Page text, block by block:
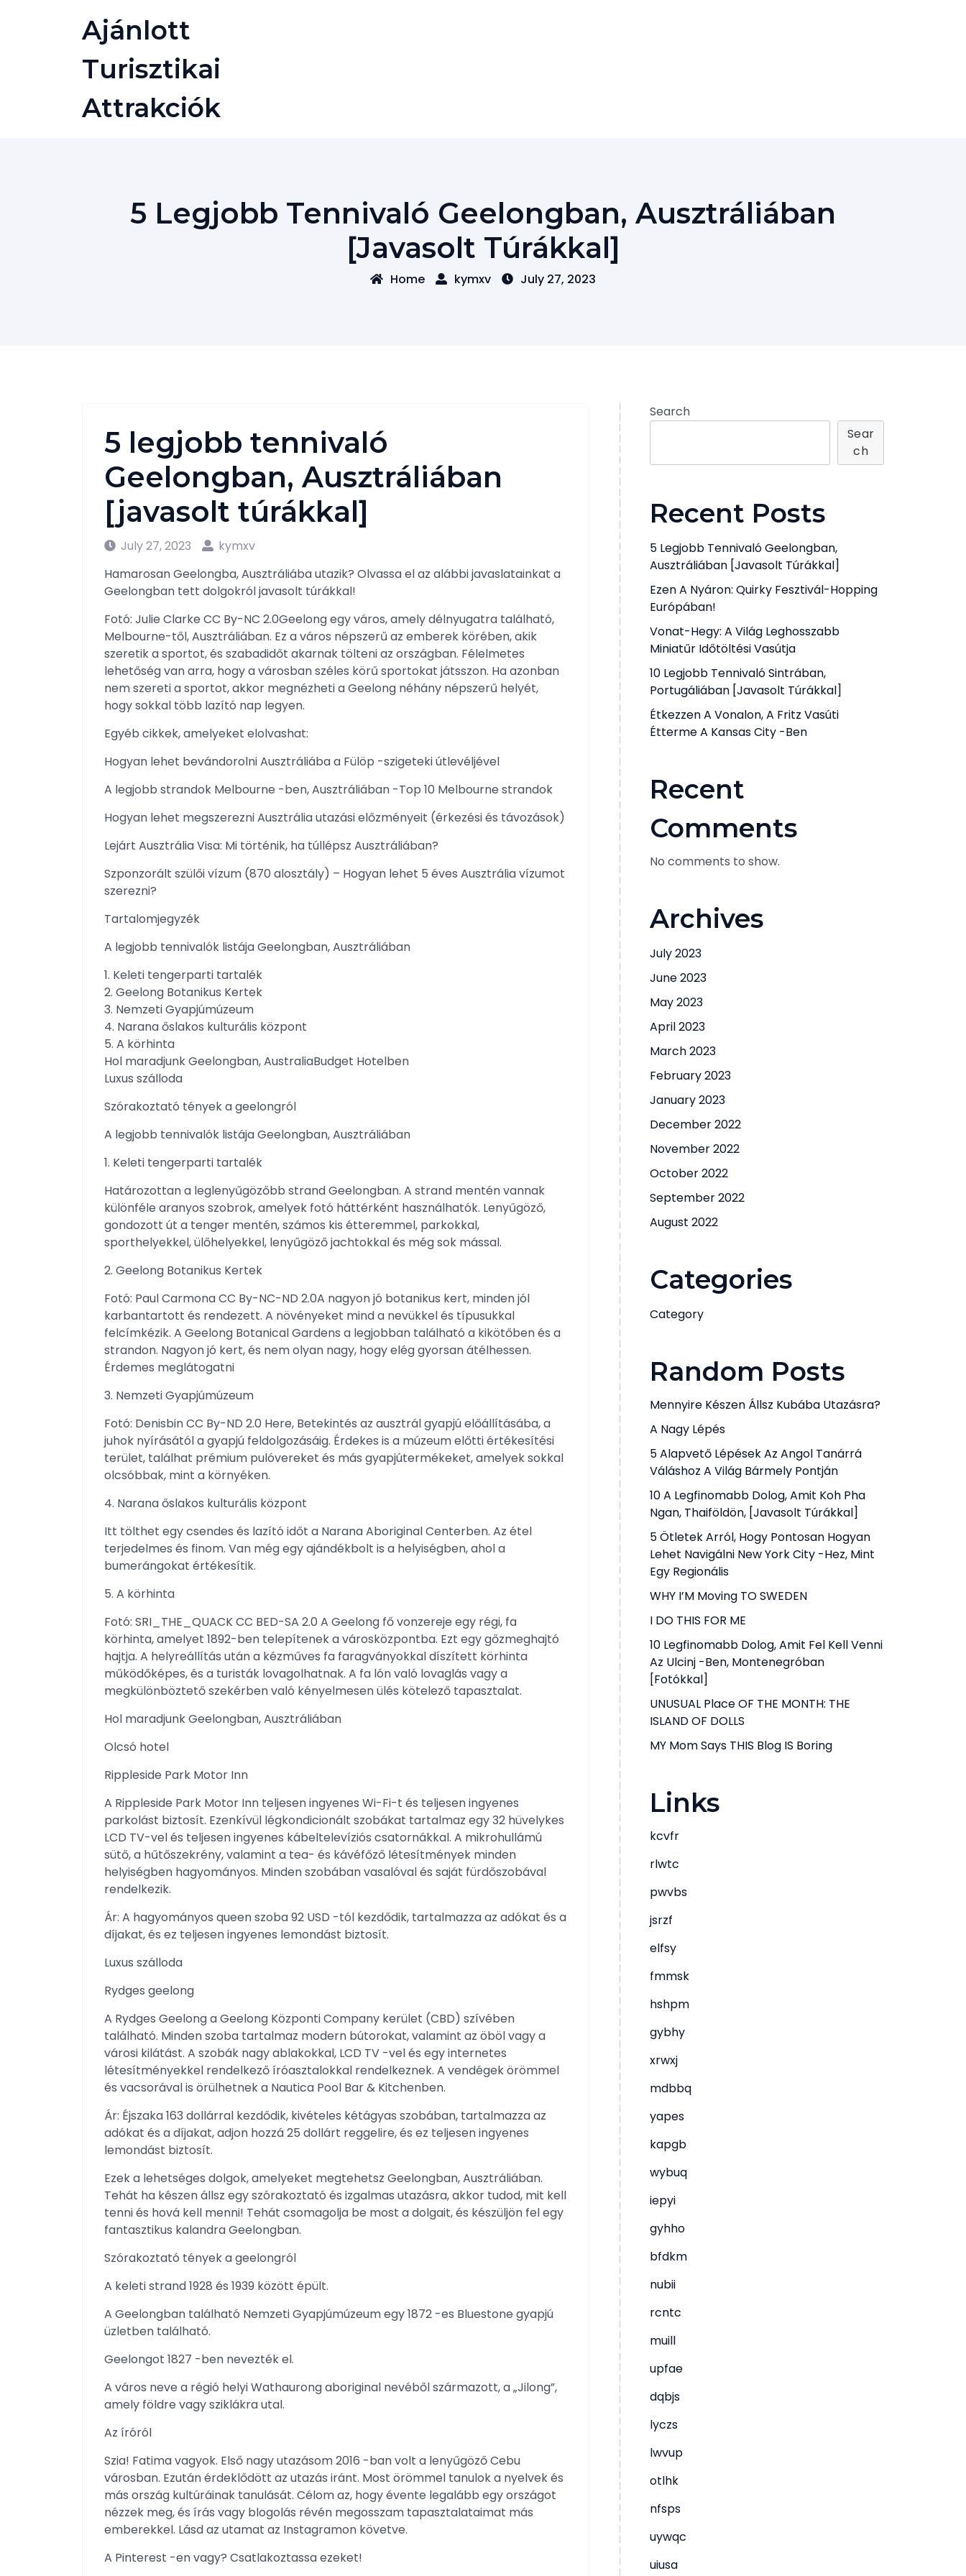
Ajánlott
Turisztikai
Attrakciók
5 Legjobb Tennivaló Geelongban, Ausztráliában
[javasolt Túrákkal]
Home kymxv July 27, 2023
5 legjobb tennivaló
Geelongban, Ausztráliában
[javasolt túrákkal]
July 27, 2023
kymxv
Hamarosan Geelongba, Ausztráliába utazik? Olvassa el az alábbi javaslatainkat a
Geelongban tett dolgokról javasolt túrákkal!
Fotó: Julie Clarke CC By-NC 2.0Geelong egy város, amely délnyugatra található,
Melbourne-től, Ausztráliában. Ez a város népszerű az emberek körében, akik
szeretik a sportot, és szabadidőt akarnak tölteni az országban. Félelmetes
lehetőség van arra, hogy a városban széles körű sportokat játsszon. Ha azonban
nem szereti a sportot, akkor megnézheti a Geelong néhány népszerű helyét,
hogy sokkal több lazító nap legyen.
Egyéb cikkek, amelyeket elolvashat:
Hogyan lehet bevándorolni Ausztráliába a Fülöp -szigeteki útlevéljével
A legjobb strandok Melbourne -ben, Ausztráliában -Top 10 Melbourne strandok
Hogyan lehet megszerezni Ausztrália utazási előzményeit (érkezési és távozások)
Lejárt Ausztrália Visa: Mi történik, ha túllépsz Ausztráliában?
Szponzorált szülői vízum (870 alosztály) – Hogyan lehet 5 éves Ausztrália vízumot
szerezni?
Tartalomjegyzék
A legjobb tennivalók listája Geelongban, Ausztráliában
1. Keleti tengerparti tartalék
2. Geelong Botanikus Kertek
3. Nemzeti Gyapjúmúzeum
4. Narana őslakos kulturális központ
5. A körhinta
Hol maradjunk Geelongban, AustraliaBudget Hotelben
Luxus szálloda
Szórakoztató tények a geelongról
A legjobb tennivalók listája Geelongban, Ausztráliában
1. Keleti tengerparti tartalék
Határozottan a leglenyűgözőbb strand Geelongban. A strand mentén vannak
különféle aranyos szobrok, amelyek fotó háttérként használhatók. Lenyűgöző,
gondozott út a tenger mentén, számos kis étteremmel, parkokkal,
sporthelyekkel, ülőhelyekkel, lenyűgöző jachtokkal és még sok mással.
2. Geelong Botanikus Kertek
Fotó: Paul Carmona CC By-NC-ND 2.0A nagyon jó botanikus kert, minden jól
karbantartott és rendezett. A növényeket mind a nevükkel és típusukkal
felcímkézik. A Geelong Botanical Gardens a legjobban található a kikötőben és a
strandon. Nagyon jó kert, és nem olyan nagy, hogy elég gyorsan átélhessen.
Érdemes meglátogatni
3. Nemzeti Gyapjúmúzeum
Fotó: Denisbin CC By-ND 2.0 Here, Betekintés az ausztrál gyapjú előállításába, a
juhok nyírásától a gyapjú feldolgozásáig. Érdekes is a múzeum előtti értékesítési
terület, találhat prémium pulóvereket és más gyapjútermékeket, amelyek sokkal
olcsóbbak, mint a környéken.
4. Narana őslakos kulturális központ
Itt tölthet egy csendes és lazító időt a Narana Aboriginal Centerben. Az étel
terjedelmes és finom. Van még egy ajándékbolt is a helyiségben, ahol a
bumerángokat értékesítik.
5. A körhinta
Fotó: SRI_THE_QUACK CC BED-SA 2.0 A Geelong fő vonzereje egy régi, fa
körhinta, amelyet 1892-ben telepítenek a városközpontba. Ezt egy gőzmeghajtó
hajtja. A helyreállítás után a kézműves fa faragványokkal díszített körhinta
működőképes, és a turisták lovagolhatnak. A fa lón való lovaglás vagy a
megkülönböztető szekérben való kényelmesen ülés kötelező tapasztalat.
Hol maradjunk Geelongban, Ausztráliában
Olcsó hotel
Rippleside Park Motor Inn
A Rippleside Park Motor Inn teljesen ingyenes Wi-Fi-t és teljesen ingyenes
parkolást biztosít. Ezenkívül légkondicionált szobákat tartalmaz egy 32 hüvelykes
LCD TV-vel és teljesen ingyenes kábeltelevíziós csatornákkal. A mikrohullámú
sütő, a hűtőszekrény, valamint a tea- és kávéfőző létesítmények minden
helyiségben hagyományos. Minden szobában vasalóval és saját fürdőszobával
rendelkezik.
Ár: A hagyományos queen szoba 92 USD -tól kezdődik, tartalmazza az adókat és a
díjakat, és ez teljesen ingyenes lemondást biztosít.
Luxus szálloda
Rydges geelong
A Rydges Geelong a Geelong Központi Company kerület (CBD) szívében
található. Minden szoba tartalmaz modern bútorokat, valamint az öböl vagy a
városi kilátást. A szobák nagy ablakokkal, LCD TV -vel és egy internetes
létesítményekkel rendelkező íróasztalokkal rendelkeznek. A vendégek örömmel
és vacsorával is örülhetnek a Nautica Pool Bar & Kitchenben.
Ár: Éjszaka 163 dollárral kezdődik, kivételes kétágyas szobában, tartalmazza az
adókat és a díjakat, adjon hozzá 25 dollárt reggelire, és ez teljesen ingyenes
lemondást biztosít.
Ezek a lehetséges dolgok, amelyeket megtehetsz Geelongban, Ausztráliában.
Tehát ha készen állsz egy szórakoztató és izgalmas utazásra, akkor tudod, mit kell
tenni és hová kell menni! Tehát csomagolja be most a dolgait, és készüljön fel egy
fantasztikus kalandra Geelongban.
Szórakoztató tények a geelongról
A keleti strand 1928 és 1939 között épült.
A Geelongban található Nemzeti Gyapjúmúzeum egy 1872 -es Bluestone gyapjú
üzletben található.
Geelongot 1827 -ben nevezték el.
A város neve a régió helyi Wathaurong aboriginal nevéből származott, a „Jilong”,
amely földre vagy sziklákra utal.
Az íróról
Szia! Fatima vagyok. Első nagy utazásom 2016 -ban volt a lenyűgöző Cebu
városban. Ezután érdeklődött az utazás iránt. Most örömmel tanulok a nyelvek és
más ország kultúráinak tanulását. Célom az, hogy évente legalább egy országot
nézzek meg, és írás vagy blogolás révén megosszam tapasztalataimat más
emberekkel. Lásd az utamat az Instagramon követve.
A Pinterest -en vagy? Csatlakoztassa ezeket!
Search
Sear
Ch
Recent Posts
5 Legjobb Tennivaló Geelongban,
Ausztráliában [javasolt Túrákkal]
Ezen A Nyáron: Quirky Fesztivál-Hopping
Európában!
Vonat-Hegy: A Világ Leghosszabb
Miniatűr Időtöltési Vasútja
10 Legjobb Tennivaló Sintrában,
Portugáliában [javasolt Túrákkal]
Étkezzen A Vonalon, A Fritz Vasúti
Étterme A Kansas City -ben
Recent
Comments
No comments to show.
Archives
July 2023
June 2023
May 2023
April 2023
March 2023
February 2023
January 2023
December 2022
November 2022
October 2022
September 2022
August 2022
Categories
Category
Random Posts
Mennyire Készen Állsz Kubába Utazásra?
A Nagy Lépés
5 Alapvető Lépések Az Angol Tanárrá
Váláshoz A Világ Bármely Pontján
10 A Legfinomabb Dolog, Amit Koh Pha
Ngan, Thaiföldön, [javasolt Túrákkal]
5 Ötletek Arról, Hogy Pontosan Hogyan
Lehet Navigálni New York City -hez, Mint
Egy Regionális
WHY I’M Moving TO SWEDEN
I DO THIS FOR ME
10 Legfinomabb Dolog, Amit Fel Kell Venni
Az Ulcinj -ben, Montenegróban
[fotókkal]
UNUSUAL Place OF THE MONTH: THE
ISLAND OF DOLLS
MY Mom Says THIS Blog IS Boring
Links
kcvfr
rlwtc
pwvbs
jsrzf
elfsy
fmmsk
hshpm
gybhy
xrwxj
mdbbq
yapes
kapgb
wybuq
iepyi
gyhho
bfdkm
nubii
rcntc
muill
upfae
dqbjs
lyczs
lwvup
otlhk
nfsps
uywqc
uiusa